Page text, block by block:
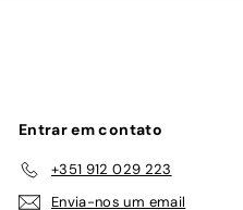
Entrar em contato
+351 912 029 223
Envia-nos um email